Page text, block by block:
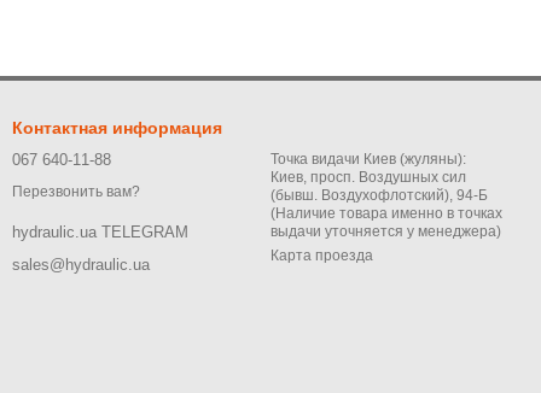
Контактная информация
067 640-11-88
Перезвонить вам?
hydraulic.ua TELEGRAM
sales@hydraulic.ua
Точка видачи Киев (жуляны):
Киев, просп. Воздушных сил
(бывш. Воздухофлотский), 94-Б
(Наличие товара именно в точках
выдачи уточняется у менеджера)
Карта проезда